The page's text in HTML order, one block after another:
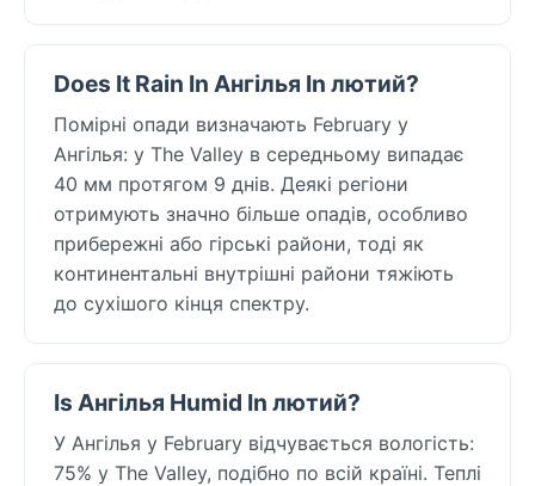
Does It Rain In Ангілья In лютий?
Помірні опади визначають February у
Ангілья: у The Valley в середньому випадає
40 мм протягом 9 днів. Деякі регіони
отримують значно більше опадів, особливо
прибережні або гірські райони, тоді як
континентальні внутрішні райони тяжіють
до сухішого кінця спектру.
Is Ангілья Humid In лютий?
У Ангілья у February відчувається вологість:
75% у The Valley, подібно по всій країні. Теплі